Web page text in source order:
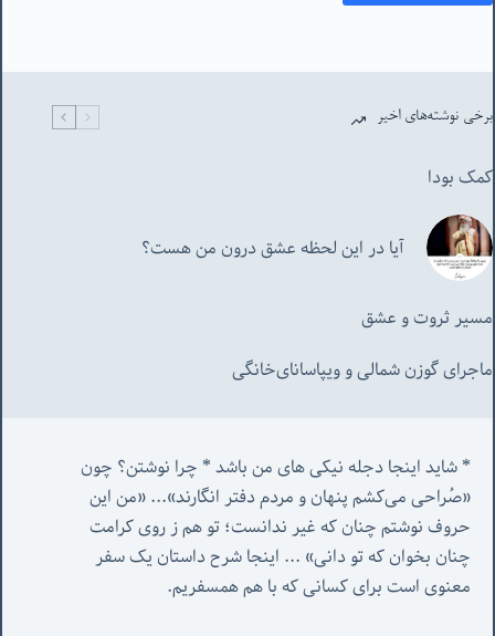
برخی نوشته‌های اخیر
کمک بودا
آیا در این لحظه عشق درون من هست؟
مسیر ثروت و عشق
ماجرای گوزن شمالی و‌ ویپاسانای‌خانگی
«صُراحی می‌کشم پنهان‌ و مردم‌ دفتر انگارند»... «
چنان بخوان که تو دانی» ...
معنوی است برای کسانی که با هم همسفریم.